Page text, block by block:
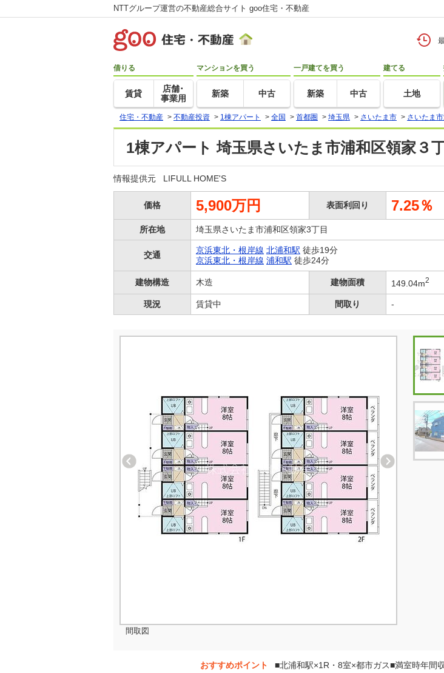
NTTグループ運営の不動産総合サイト goo住宅・不動産
借りる
賃貸
店舗･
事業用
マンションを買う
新築 中古
一戸建てを買う
新築 中古
建てる
土地
住宅・不動産 > 不動産投資 > 1棟アパート > 全国 > 首都圏 > 埼玉県 > さいたま市 > さいたま
1棟アパート 埼玉県さいたま市浦和区領家３
情報提供元 LIFULL HOME'S
価格 5,900万円 表面利回り 7.25％
所在地 埼玉県さいたま市浦和区領家3丁目
交通 京浜東北・根岸線 北浦和駅 徒歩19分
京浜東北・根岸線 浦和駅 徒歩24分
建物構造 木造 建物面積 149.04m2
現況 賃貸中 間取り -
間取図
おすすめポイント ■北浦和駅×1R・8室×都市ガス■満室時年間